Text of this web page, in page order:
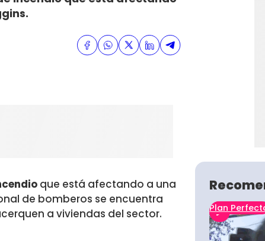
que está afectando a una
de bomberos se encuentra
a viviendas del sector.
Plan